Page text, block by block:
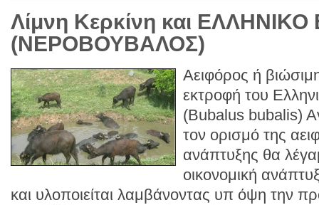
Λίμνη Κερκίνη και
(ΝΕΡΟΒΟΥΒΑΛΟΣ)
Αειφόρος ή
εκτροφή του
(Bubalus bubalis)
τον ορισμό της
ανάπτυξης θα
οικονομική
και υλοποιείται λαμβάνοντας υπ όψη την